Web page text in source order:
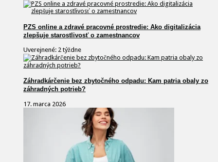
PZS online a zdravé pracovné prostredie: Ako digitalizácia
zlepšuje starostlivosť o zamestnancov
Uverejnené: 2 týždne
Záhradkárčenie bez zbytočného odpadu: Kam patria obaly zo
záhradných potrieb?
17. marca 2026